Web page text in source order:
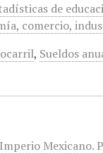
de
comercio,
, Sueldos
Mexicano.